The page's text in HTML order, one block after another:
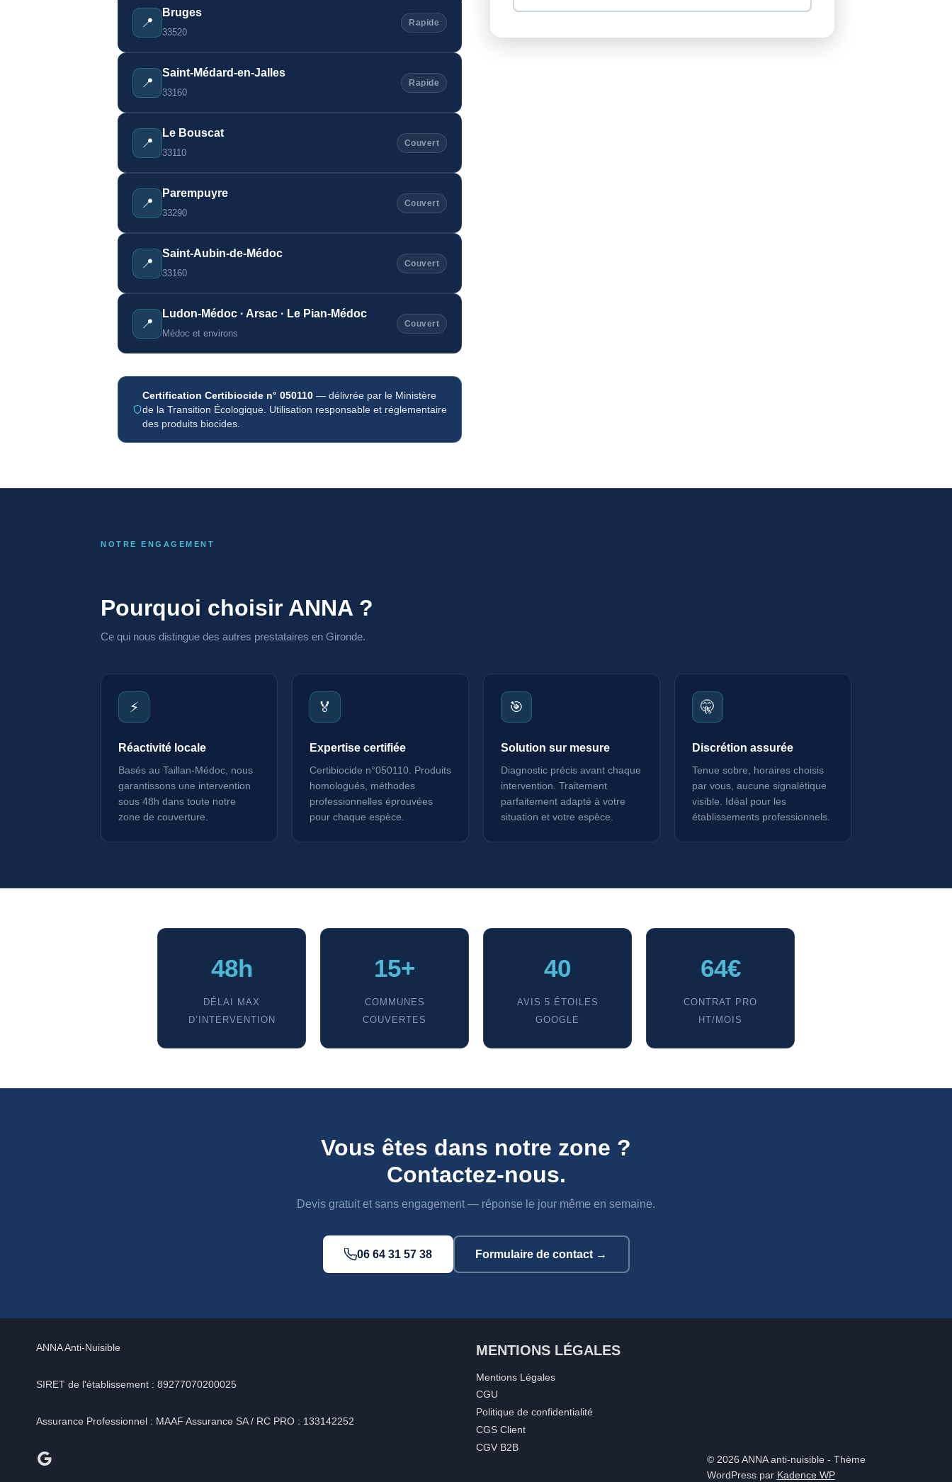
📍
Bruges
33520
Rapide
📍
Saint-Médard-en-Jalles
33160
Rapide
📍
Le Bouscat
33110
Couvert
📍
Parempuyre
33290
Couvert
📍
Saint-Aubin-de-Médoc
33160
Couvert
📍
Ludon-Médoc · Arsac · Le Pian-Médoc
Médoc et environs
Couvert
Certification Certibiocide n° 050110— délivrée par le Ministère
de la Transition Écologique. Utilisation responsable et réglementaire
des produits biocides.
NOTRE ENGAGEMENT
Pourquoi choisir ANNA ?
Ce qui nous distingue des autres prestataires en Gironde.
⚡
Réactivité locale
Basés au Taillan-Médoc, nous
garantissons une intervention
sous 48h dans toute notre
zone de couverture.
🏅
Expertise certifiée
Certibiocide n°050110. Produits
homologués, méthodes
professionnelles éprouvées
pour chaque espèce.
🎯
Solution sur mesure
Diagnostic précis avant chaque
intervention. Traitement
parfaitement adapté à votre
situation et votre espèce.
🤫
Discrétion assurée
Tenue sobre, horaires choisis
par vous, aucune signalétique
visible. Idéal pour les
établissements professionnels.
48h
DÉLAI MAX
D’INTERVENTION
15+
COMMUNES
COUVERTES
40
AVIS 5 ÉTOILES
GOOGLE
64€
CONTRAT PRO
HT/MOIS
Vous êtes dans notre zone ?
Contactez-nous.
Devis gratuit et sans engagement — réponse le jour même en semaine.
06 64 31 57 38 Formulaire de contact →
ANNA Anti-Nuisible
SIRET de l'établissement : 89277070200025
Assurance Professionnel : MAAF Assurance SA / RC PRO : 133142252
Google
MENTIONS LÉGALES
Mentions Légales
CGU
Politique de confidentialité
CGS Client
CGV B2B
© 2026 ANNA anti-nuisible - Thème
WordPress par Kadence WP